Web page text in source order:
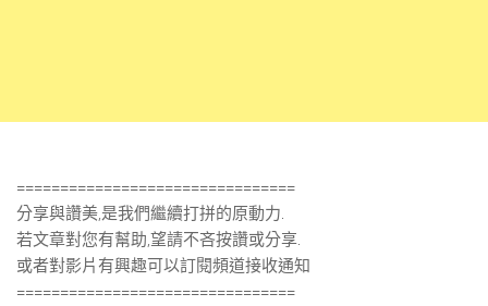
================================
分享與讚美,是我們繼續打拼的原動力.
若文章對您有幫助,望請不吝按讚或分享.
或者對影片有興趣可以訂閱頻道接收通知
================================